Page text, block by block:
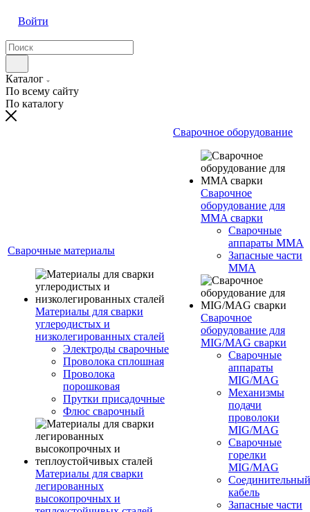
Войти
Каталог
По всему сайту
По каталогу
Сварочные материалы
Материалы для сварки
углеродистых и
низколегированных сталей
Электроды сварочные
Проволока сплошная
Проволока
порошковая
Прутки присадочные
Флюс сварочный
Материалы для сварки
легированных
высокопрочных и
Сварочное оборудование
Сварочное
оборудование для
MMA сварки
Сварочные
аппараты MMA
Запасные части
MMA
Сварочное
оборудование для
MIG/MAG сварки
Сварочные
аппараты
MIG/MAG
Механизмы
подачи
проволоки
MIG/MAG
Сварочные
горелки
MIG/MAG
Соединительный
кабель
Запасные части